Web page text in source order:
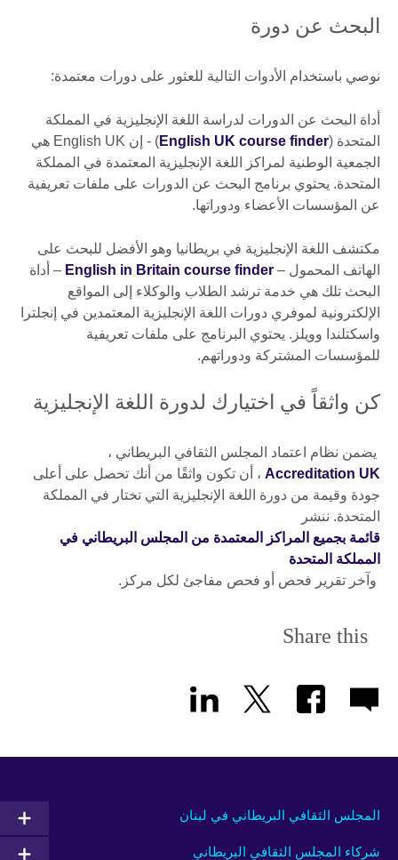
البحث عن دورة
نوصي باستخدام الأدوات التالية للعثور على دورات معتمدة:
أداة البحث عن الدورات لدراسة اللغة الإنجليزية في المملكة
المتحدة (English UK course finder
) - إن English UK هي
الجمعية الوطنية لمراكز اللغة الإنجليزية المعتمدة في المملكة
المتحدة. يحتوي برنامج البحث عن الدورات على ملفات تعريفية
عن المؤسسات الأعضاء ودوراتها.
مكتشف اللغة الإنجليزية في بريطانيا وهو الأفضل للبحث على
الهاتف المحمول – English in Britain course finder – أداة
البحث تلك هي خدمة ترشد الطلاب والوكلاء إلى المواقع
الإلكترونية لموفري دورات اللغة الإنجليزية المعتمدين في إنجلترا
واسكتلندا وويلز. يحتوي البرنامج على ملفات تعريفية
للمؤسسات المشتركة ودوراتهم.
كن واثقاً في اختيارك لدورة اللغة الإنجليزية
يضمن نظام اعتماد المجلس الثقافي البريطاني ،
Accreditation UK ، أن تكون واثقًا من أنك تحصل على أعلى
جودة وقيمة من دورة اللغة الإنجليزية التي تختار في المملكة
المتحدة. ننشر
قائمة بجميع المراكز المعتمدة من المجلس البريطاني في
المملكة المتحدة
وآخر تقرير فحص أو فحص مفاجئ لكل مركز.
Share this
المجلس الثقافي البريطاني في لبنان
شركاء المجلس الثقافي البريطاني